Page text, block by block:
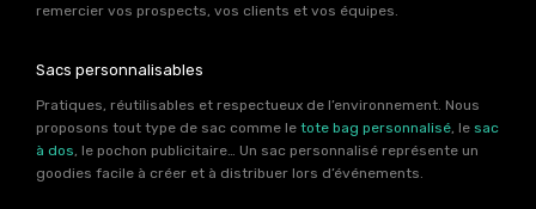
remercier vos prospects, vos clients et vos équipes.
Sacs personnalisables
Pratiques, réutilisables et respectueux de l’environnement. Nous
proposons tout type de sac comme le tote bag personnalisé, le sac
à dos, le pochon publicitaire… Un sac personnalisé représente un
goodies facile à créer et à distribuer lors d’événements.